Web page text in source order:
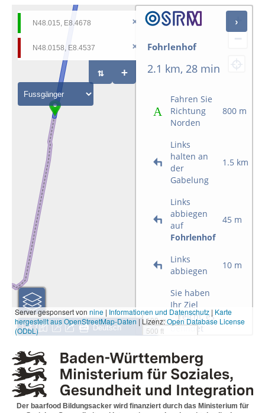
Der baarfood Bildungsacker wird finanziert durch das Ministerium für